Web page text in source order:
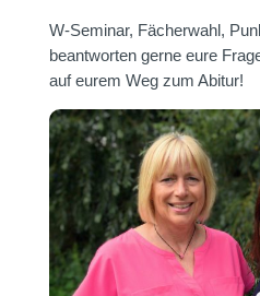
W-Seminar, Fächerwahl,
beantworten gerne eure
auf eurem Weg zum Abitur!